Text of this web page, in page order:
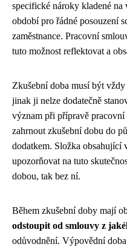
specifické nároky kladené na
období pro řádné posouzení
zaměstnance. Pracovní
tuto možnost reflektovat a
Zkušební doba musí být
jinak ji nelze dodatečně
význam při přípravě pracovní
zahrnout zkušební dobu do
dodatkem. Složka obsahující
upozorňovat na tuto
dobou, tak bez ní.
Během zkušební doby mají
odstoupit od smlouvy z
odůvodnění. Výpovědní